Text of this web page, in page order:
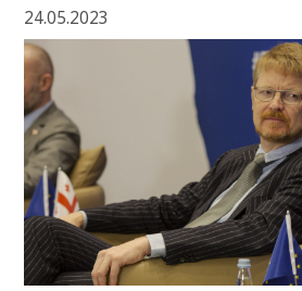
24.05.2023